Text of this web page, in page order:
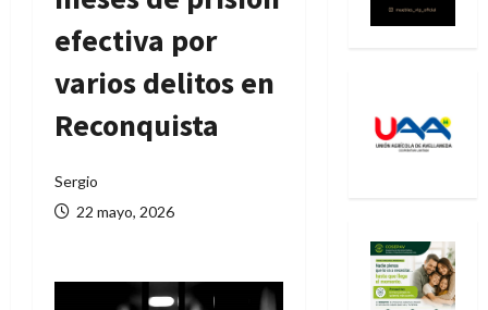
efectiva por
varios delitos en
Reconquista
Sergio
22 mayo, 2026